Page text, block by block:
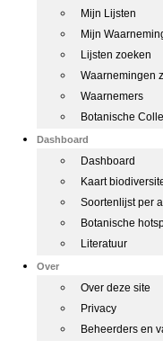
Mijn Lijsten
Mijn
Lijsten zoeken
Waarnemingen
Waarnemers
Botanische
Dashboard
Dashboard
Kaart
Soortenlijst per
Botanische
Literatuur
Over
Over deze site
Privacy
Beheerders en